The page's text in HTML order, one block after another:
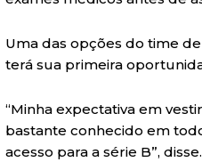
Uma das opções do time
terá sua primeira
“Minha expectativa em
bastante conhecido em
acesso para a série B”, disse.